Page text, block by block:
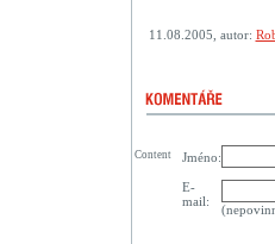
11.08.2005, autor:
Jméno:
E-
mail:
Content